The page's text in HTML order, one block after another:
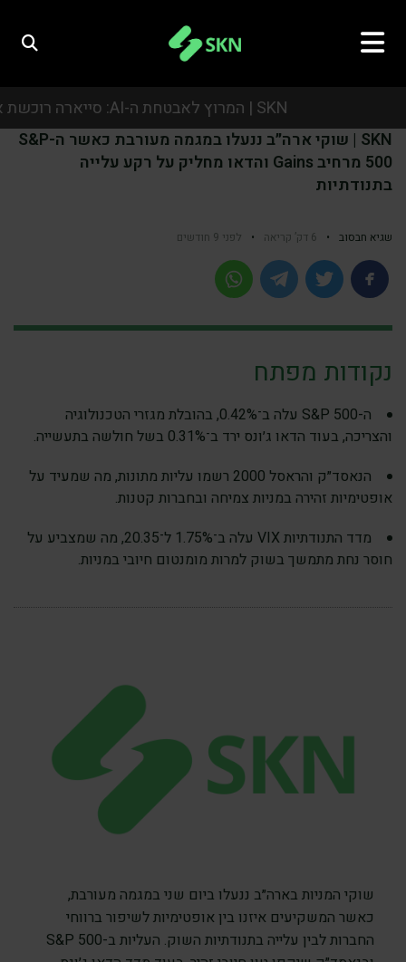
SKN | המרוץ לאבטחת ה-AI: סייארה רוכשת את אואזיס סקיוריטי בעסקת ענק של כמיליארד דולר
SKN | המרוץ לאבטחת ה-AI: סייארה רוכשת את אואזיס סקיוריטי בעסקת ענק של כמיליארד דולר
SKN | המרוץ לאבטחת ה-AI: סייארה רוכשת את אואזיס סקיוריטי בעסקת ענק של כמיליארד דולר
SKN | שוקי ארה״ב ננעלו במגמה מעורבת כאשר ה-S&P
500 מרחיב Gains והדאו מחליק על רקע עלייה
בתנודתיות
שגיא חבסוב • 6 דק’ קריאה • לפני 9 חודשים
נקודות מפתח
ה-S&P 500 עלה ב־0.42%, בהובלת מגזרי הטכנולוגיה
והצריכה, בעוד הדאו ג׳ונס ירד ב־0.31% בשל חולשה בתעשייה.
הנאסד״ק והראסל 2000 רשמו עליות מתונות, מה שמעיד על
אופטימיות זהירה במניות צמיחה ובחברות קטנות.
מדד התנודתיות VIX עלה ב־1.75% ל־20.35, מה שמצביע על
חוסר נחת מתמשך בשוק למרות מומנטום חיובי במניות.
שוקי המניות בארה״ב ננעלו ביום שני במגמה מעורבת,
כאשר המשקיעים איזנו בין אופטימיות לשיפור ברווחי
החברות לבין עלייה בתנודתיות השוק. העליות ב-S&P 500